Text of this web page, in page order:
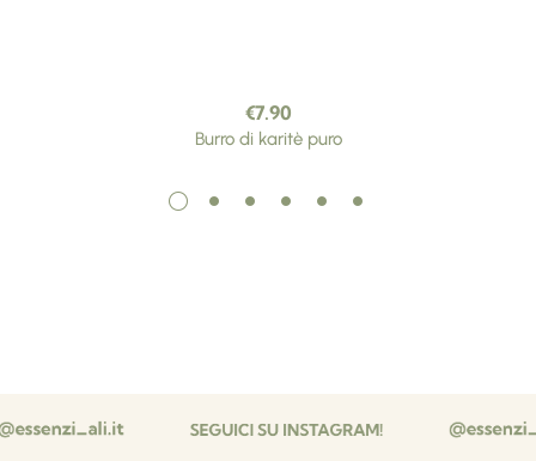
€7.90
Burro di karitè puro